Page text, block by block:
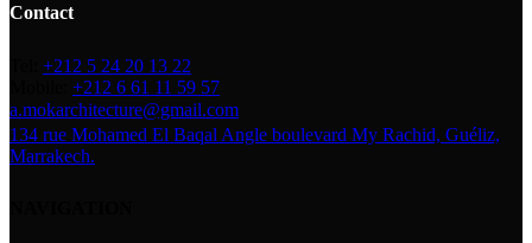
Contact
+212 5 24 20 13 22
+212 6 61 11 59 57
a.mokarchitecture@gmail.com
134 rue Mohamed El Baqal Angle boulevard My Rachid, Guéliz,
Marrakech.